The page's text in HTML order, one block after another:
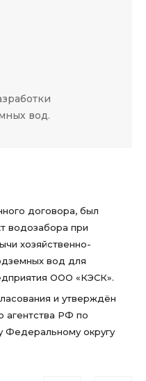
вод.
договора, был
водозабора при
хозяйственно-
вод для
ООО «КЭСК».
и утверждён
агентства РФ по
округу